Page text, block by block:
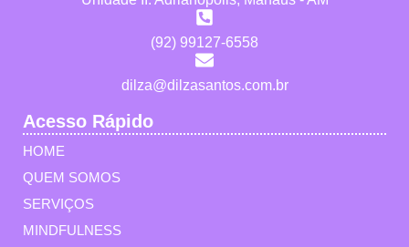
(92) 99127-6558
dilza@dilzasantos.com.br
Acesso Rápido
HOME
QUEM SOMOS
SERVIÇOS
MINDFULNESS